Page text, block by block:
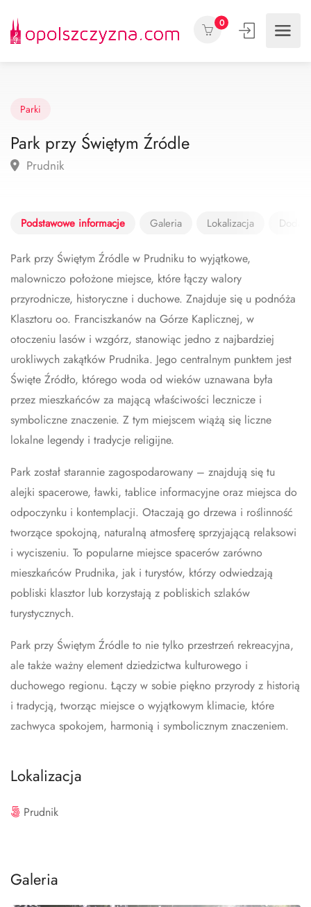
0
Parki
Park przy Świętym Źródle
Prudnik
Podstawowe informacje Galeria Lokalizacja Dodaj
Park przy Świętym Źródle w Prudniku to wyjątkowe,
malowniczo położone miejsce, które łączy walory
przyrodnicze, historyczne i duchowe. Znajduje się u podnóża
Klasztoru oo. Franciszkanów na Górze Kaplicznej, w
otoczeniu lasów i wzgórz, stanowiąc jedno z najbardziej
urokliwych zakątków Prudnika. Jego centralnym punktem jest
Święte Źródło, którego woda od wieków uznawana była
przez mieszkańców za mającą właściwości lecznicze i
symboliczne znaczenie. Z tym miejscem wiążą się liczne
lokalne legendy i tradycje religijne.
Park został starannie zagospodarowany – znajdują się tu
alejki spacerowe, ławki, tablice informacyjne oraz miejsca do
odpoczynku i kontemplacji. Otaczają go drzewa i roślinność
tworzące spokojną, naturalną atmosferę sprzyjającą relaksowi
i wyciszeniu. To popularne miejsce spacerów zarówno
mieszkańców Prudnika, jak i turystów, którzy odwiedzają
pobliski klasztor lub korzystają z pobliskich szlaków
turystycznych.
Park przy Świętym Źródle to nie tylko przestrzeń rekreacyjna,
ale także ważny element dziedzictwa kulturowego i
duchowego regionu. Łączy w sobie piękno przyrody z historią
i tradycją, tworząc miejsce o wyjątkowym klimacie, które
zachwyca spokojem, harmonią i symbolicznym znaczeniem.
Lokalizacja
Prudnik
Galeria